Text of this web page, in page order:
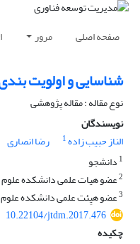
صفحه اصلی مرور
شناسایی و اولویت
نوع مقاله : مقاله پژوهشی
نویسندگان
الناز حبیب زاده1 رضا انصاری
1 دانشجو
2عضو هیات علمی دانشکده علوم
3عضو هیِئت علمی دانشکده علوم
10.22104/jtdm.2017.476
چکیده